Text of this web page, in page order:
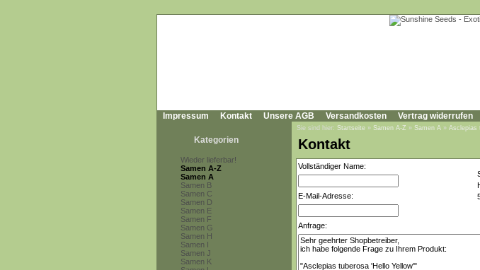
Impressum Kontakt Unsere AGB Versandkosten Vertrag widerrufen
Kategorien
Wieder lieferbar!
Samen A-Z
Samen A
Samen B
Samen C
Samen D
Samen E
Samen F
Samen G
Samen H
Samen I
Samen J
Samen K
Sie sind hier: Startseite » Samen A-Z » Samen A » Asclepias
Kontakt
Vollständiger Name:
E-Mail-Adresse:
Anfrage: